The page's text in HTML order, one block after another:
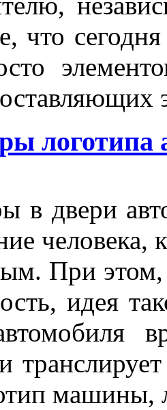
что сегодня
логотипа
в двери
человека,
При этом,
идея
машины,